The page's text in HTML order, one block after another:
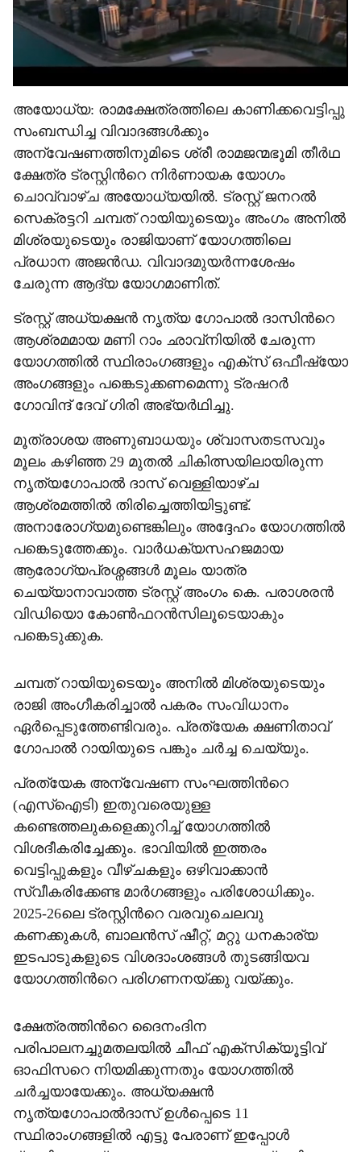
അയോധ്യ: രാമക്ഷേത്രത്തിലെ കാണിക്കവെട്ടിപ്പു
സംബന്ധിച്ച വിവാദങ്ങൾക്കും
അന്വേഷണത്തിനുമിടെ ശ്രീ രാമജന്മഭൂമി തീർഥ
ക്ഷേത്ര ട്രസ്റ്റിന്‍റെ നിർണായക യോഗം
ചൊവ്വാഴ്ച അയോധ്യയിൽ. ട്രസ്റ്റ് ജനറൽ
സെക്രട്ടറി ചമ്പത് റായിയുടെയും അംഗം അനിൽ
മിശ്രയുടെയും രാജിയാണ് യോഗത്തിലെ
പ്രധാന അജൻഡ. വിവാദമുയർന്നശേഷം
ചേരുന്ന ആദ്യ യോഗമാണിത്.
ട്രസ്റ്റ് അധ്യക്ഷൻ നൃത്യ ഗോപാൽ ദാസിന്‍റെ
ആശ്രമമായ മണി റാം ഛാവ്നിയിൽ ചേരുന്ന
യോഗത്തിൽ സ്ഥിരാംഗങ്ങളും എക്സ് ഒഫീഷ്യോ
അംഗങ്ങളും പങ്കെടുക്കണമെന്നു ട്രഷറർ
ഗോവിന്ദ് ദേവ് ഗിരി അഭ്യർഥിച്ചു.
മൂത്രാശയ അണുബാധയും ശ്വാസതടസവും
മൂലം കഴിഞ്ഞ 29 മുതൽ ചികിത്സയിലായിരുന്ന
നൃത്യഗോപാൽ ദാസ് വെള്ളിയാഴ്ച
ആശ്രമത്തിൽ തിരിച്ചെത്തിയിട്ടുണ്ട്.
അനാരോഗ്യമുണ്ടെങ്കിലും അദ്ദേഹം യോഗത്തിൽ
പങ്കെടുത്തേക്കും. വാർധക്യസഹജമായ
ആരോഗ്യപ്രശ്നങ്ങൾ മൂലം യാത്ര
ചെയ്യാനാവാത്ത ട്രസ്റ്റ് അംഗം കെ. പരാശരൻ
വിഡിയൊ കോൺഫറൻസിലൂടെയാകും
പങ്കെടുക്കുക.
ചമ്പത് റായിയുടെയും അനിൽ മിശ്രയുടെയും
രാജി അംഗീകരിച്ചാൽ പകരം സംവിധാനം
ഏർപ്പെടുത്തേണ്ടിവരും. പ്രത്യേക ക്ഷണിതാവ്
ഗോപാൽ റായിയുടെ പങ്കും ചർച്ച ചെയ്യും.
പ്രത്യേക അന്വേഷണ സംഘത്തിന്‍റെ
(എസ്ഐടി) ഇതുവരെയുള്ള
കണ്ടെത്തലുകളെക്കുറിച്ച് യോഗത്തിൽ
വിശദീകരിച്ചേക്കും. ഭാവിയിൽ ഇത്തരം
വെട്ടിപ്പുകളും വീഴ്ചകളും ഒഴിവാക്കാൻ
സ്വീകരിക്കേണ്ട മാർഗങ്ങളും പരിശോധിക്കും.
2025-26ലെ ട്രസ്റ്റിന്‍റെ വരവുചെലവു
കണക്കുകൾ, ബാലൻസ് ഷീറ്റ്, മറ്റു ധനകാര്യ
ഇടപാടുകളുടെ വിശദാംശങ്ങൾ തുടങ്ങിയവ
യോഗത്തിന്‍റെ പരിഗണനയ്ക്കു വയ്ക്കും.
ക്ഷേത്രത്തിന്‍റെ ദൈനംദിന
പരിപാലനച്ചുമതലയിൽ ചീഫ് എക്സിക്യൂട്ടിവ്
ഓഫിസറെ നിയമിക്കുന്നതും യോഗത്തിൽ
ചർച്ചയായേക്കും. അധ്യക്ഷൻ
നൃത്യഗോപാൽദാസ് ഉൾപ്പെടെ 11
സ്ഥിരാംഗങ്ങളിൽ എട്ടു പേരാണ് ഇപ്പോൾ